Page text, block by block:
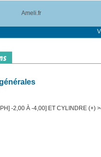
Ameli.fr
-2,00 À -4,00] ET CYLINDRE (+)